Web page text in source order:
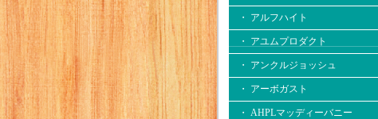
・ アルフハイト
・ アユムプロダクト
・ アンクルジョッシュ
・ アーボガスト
・ AHPLマッディーバニー